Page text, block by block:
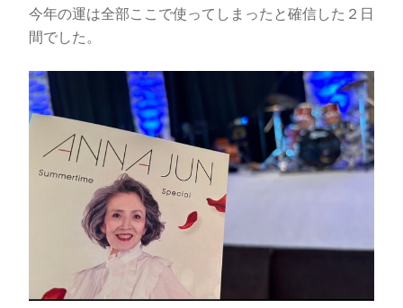
今年の運は全部ここで使ってしまったと確信した２日
間でした。